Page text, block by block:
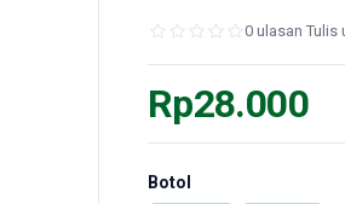
0 ulasan Tulis
Rp28.000
Botol